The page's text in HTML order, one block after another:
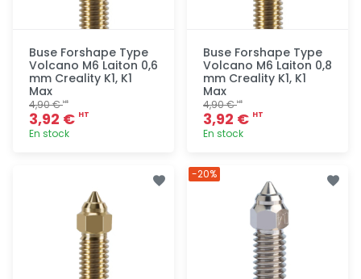
Buse Forshape Type
Volcano M6 Laiton 0,6
mm Creality K1, K1
Max
4,90 €HT
3,92 € HT
En stock
Buse Forshape Type
Volcano M6 Laiton 0,8
mm Creality K1, K1
Max
4,90 €HT
3,92 € HT
En stock
rapide
-20%